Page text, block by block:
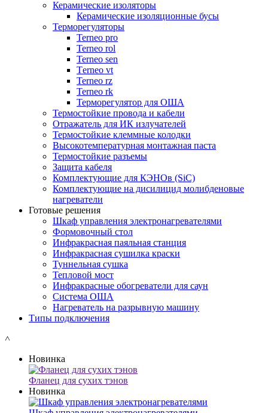
Керамические изоляторы
Керамические изоляционные бусы
Терморегуляторы
Terneo pro
Terneo rol
Terneo sen
Тerneo vt
Terneo rz
Terneo rk
Терморегулятор для ОША
Термостойкие провода и кабели
Отражатель для ИК излучателей
Термостойкие клеммные колодки
Высокотемпературная монтажная паста
Термостойкие разъемы
Защита кабеля
Комплектующие для КЭНОв (SiC)
Комплектующие на дисилицид молибденовые
нагреватели
Готовые решения
Шкаф управления электронагревателями
Формовочный стол
Инфракрасная паяльная станция
Инфракрасная сушилка краски
Туннельная сушка
Тепловой мост
Инфракрасные обогреватели для саун
Система ОША
Нагреватель на разрывную машину
Типы подключения
˄
Новинка
Фланец для сухих тэнов
Новинка